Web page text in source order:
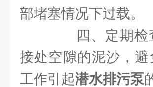
部堵塞情况下过载。
四、定期检
接处空隙的泥沙，
工作引起潜水排污泵